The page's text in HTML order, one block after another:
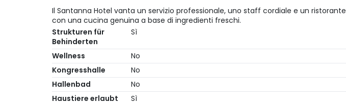
Il Santanna Hotel vanta un servizio professionale, uno staff cordiale e un ristorante
con una cucina genuina a base di ingredienti freschi.
Strukturen für
Behinderten
Sì
Wellness
No
Kongresshalle
No
Hallenbad
No
Haustiere erlaubt
Sì